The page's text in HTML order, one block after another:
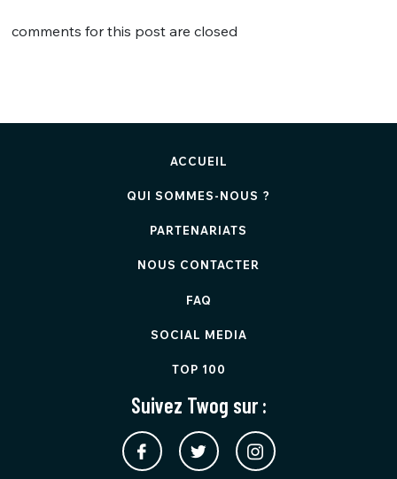
comments for this post are closed
ACCUEIL
QUI SOMMES-NOUS ?
PARTENARIATS
NOUS CONTACTER
FAQ
SOCIAL MEDIA
TOP 100
Suivez Twog sur :